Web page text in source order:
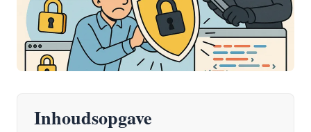
Inhoudsopgave